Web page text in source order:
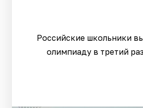
Российские школьники
олимпиаду в третий